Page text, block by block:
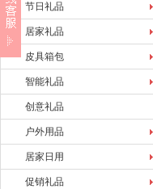
节日礼品
居家礼品
皮具箱包
智能礼品
创意礼品
户外用品
居家日用
促销礼品